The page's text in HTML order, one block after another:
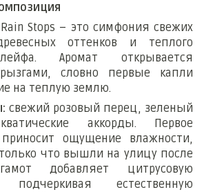
Stops – это симфония свежих
оттенков и теплого
Аромат открывается
словно первые капли
на теплую землю.
свежий розовый перец, зеленый
аккорды. Первое
приносит ощущение влажности,
что вышли на улицу после
добавляет цитрусовую
подчеркивая естественную